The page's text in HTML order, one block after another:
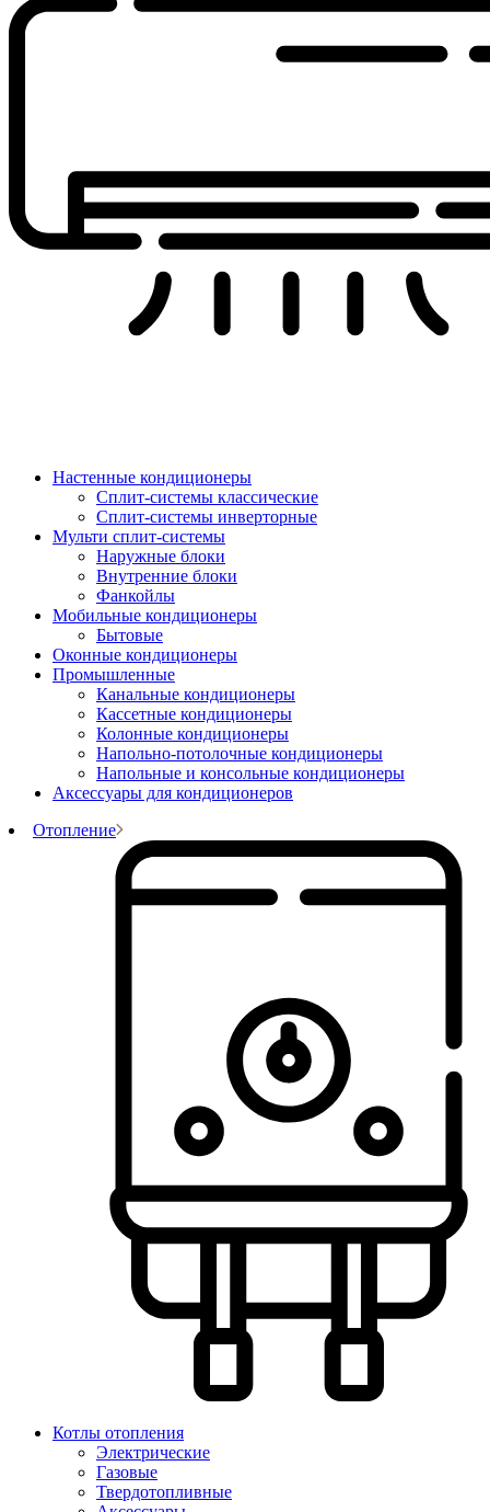
Настенные кондиционеры
Сплит-системы классические
Сплит-системы инверторные
Мульти сплит-системы
Наружные блоки
Внутренние блоки
Фанкойлы
Мобильные кондиционеры
Бытовые
Оконные кондиционеры
Промышленные
Канальные кондиционеры
Кассетные кондиционеры
Колонные кондиционеры
Напольно-потолочные кондиционеры
Напольные и консольные кондиционеры
Аксессуары для кондиционеров
Отопление
Котлы отопления
Электрические
Газовые
Твердотопливные